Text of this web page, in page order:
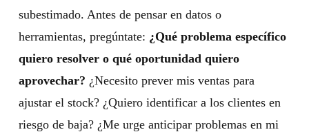
subestimado. Antes de pensar en datos o
herramientas, pregúntate: ¿Qué problema específico
quiero resolver o qué oportunidad quiero
aprovechar? ¿Necesito prever mis ventas para
ajustar el stock? ¿Quiero identificar a los clientes en
riesgo de baja? ¿Me urge anticipar problemas en mi